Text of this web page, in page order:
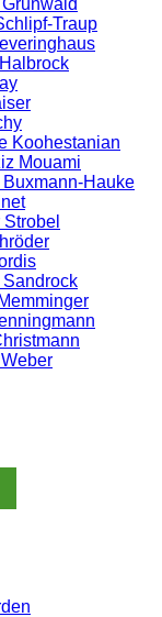
Traup
Koohestanian
Mouami
Hauke